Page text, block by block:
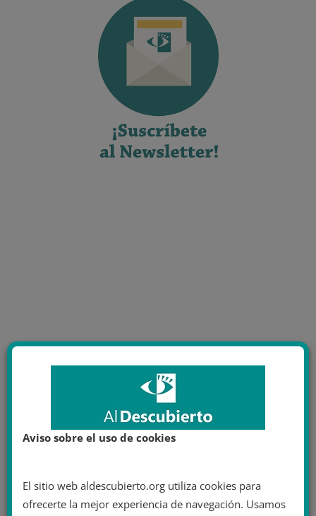
Aviso sobre el uso de cookies
El sitio web aldescubierto.org utiliza cookies para
ofrecerte la mejor experiencia de navegación. Usamos